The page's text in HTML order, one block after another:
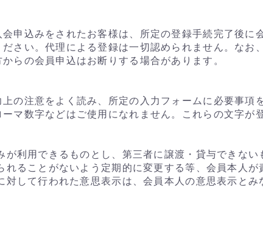
申込みをされたお客様は、所定の登録手続完了後に
さい。代理による登録は一切認められません。なお
らの会員申込はお断りする場合があります。
の注意をよく読み、所定の入力フォームに必要事項
マ数字などはご使用になれません。これらの文字が
利用できるものとし、第三者に譲渡・貸与できない
ることがないよう定期的に変更する等、会員本人が
対して行われた意思表示は、会員本人の意思表示と